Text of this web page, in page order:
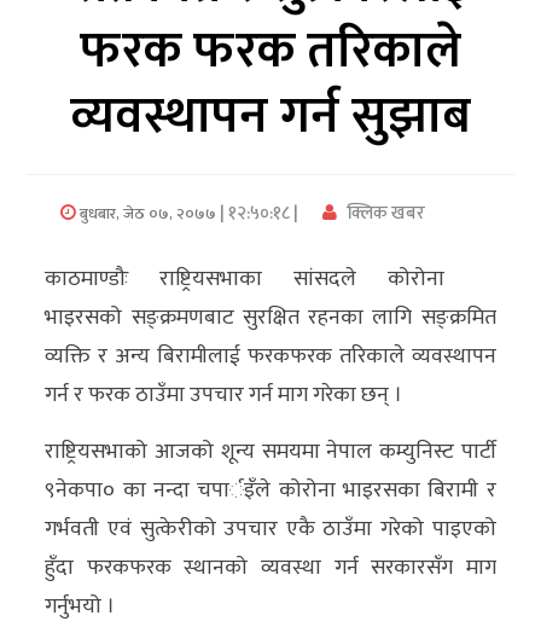
अन्तर्राष्ट्रिय
वाणिज्य
विज्ञान
अन्तरर्वार्ता
विचार/
ब्लग
खेलकुद
रोचक
अन्य
फरक फरक तरिकाले
व्यवस्थापन गर्न सुझाब
बुधबार, जेठ ०७, २०७७ | १२:५०:१८ | क्लिक खबर
काठमाण्डौः राष्ट्रियसभाका सांसदले कोरोना
भाइरसको सङ्क्रमणबाट सुरक्षित रहनका लागि सङ्क्रमित
व्यक्ति र अन्य बिरामीलाई फरकफरक तरिकाले व्यवस्थापन
गर्न र फरक ठाउँमा उपचार गर्न माग गरेका छन् ।
राष्ट्रियसभाको आजको शून्य समयमा नेपाल कम्युनिस्ट पार्टी
९नेकपा० का नन्दा चपार्इँले कोरोना भाइरसका बिरामी र
गर्भवती एवं सुत्केरीको उपचार एकै ठाउँमा गरेको पाइएको
हुँदा फरकफरक स्थानको व्यवस्था गर्न सरकारसँग माग
गर्नुभयो ।